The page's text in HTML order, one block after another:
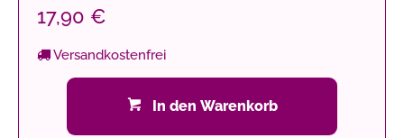
17,90 €
Versandkostenfrei
In den Warenkorb